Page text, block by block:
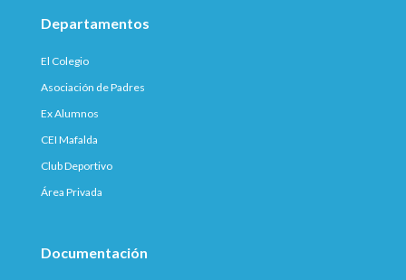
Departamentos
El Colegio
Asociación de Padres
Ex Alumnos
CEI Mafalda
Club Deportivo
Área Privada
Documentación